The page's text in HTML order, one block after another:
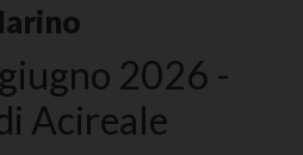
2026 -
Acireale